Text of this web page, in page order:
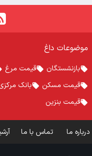
موضوعات داغ
بازنشستگان قیمت مرغ
قیمت مسکن
بانک
قیمت بنزین
درباره ما تماس با ما